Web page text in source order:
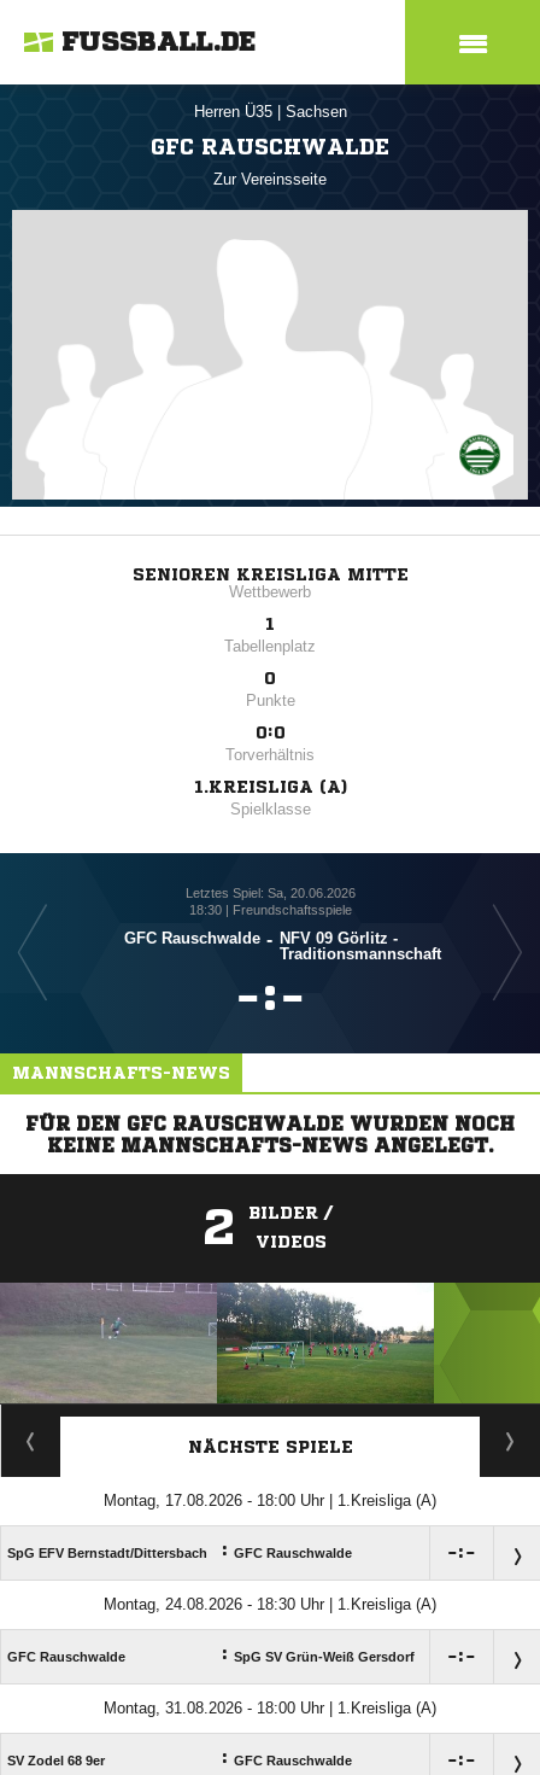
FUSSBALL.DE
Herren Ü35 Sachsen
GFC RAUSCHWALDE
Zur Vereinsseite
SENIOREN KREISLIGA MITTE
Wettbewerb
1
Tabellenplatz
0
Punkte
0:0
Torverhältnis
1.KREISLIGA (A)
Spielklasse
Letztes Spiel: Sa, 20.06.2026
18:30 | Freundschaftsspiele
GFC Rauschwalde - NFV 09 Görlitz -
Traditionsmannschaft
:
MANNSCHAFTS-NEWS
FÜR DEN GFC RAUSCHWALDE WURDEN NOCH
KEINE MANNSCHAFTS-NEWS ANGELEGT.
2
BILDER /
VIDEOS
ANZEIGE
NÄCHSTE SPIELE
Montag, 17.08.2026 - 18:00 Uhr | 1.Kreisliga (A)
SpG EFV Bernstadt/​Dittersbach : GFC Rauschwalde :
Montag, 24.08.2026 - 18:30 Uhr | 1.Kreisliga (A)
GFC Rauschwalde : SpG SV Grün-Weiß Gersdorf :
Montag, 31.08.2026 - 18:00 Uhr | 1.Kreisliga (A)
SV Zodel 68 9er : GFC Rauschwalde :